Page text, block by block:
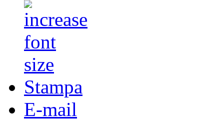
Stampa
E-mail